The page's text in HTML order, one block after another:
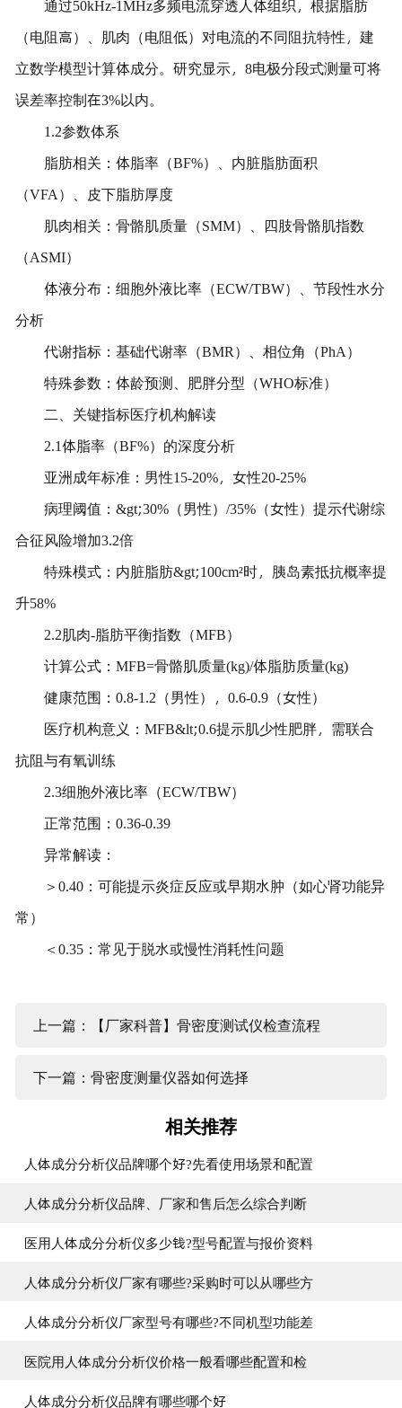
通过50kHz-1MHz多频电流穿透人体组织，根据脂肪
（电阻高）、肌肉（电阻低）对电流的不同阻抗特性，建
立数学模型计算体成分。研究显示，8电极分段式测量可将
误差率控制在3%以内。
1.2参数体系
脂肪相关：体脂率（BF%）、内脏脂肪面积
（VFA）、皮下脂肪厚度
肌肉相关：骨骼肌质量（SMM）、四肢骨骼肌指数
（ASMI）
体液分布：细胞外液比率（ECW/TBW）、节段性水分
分析
代谢指标：基础代谢率（BMR）、相位角（PhA）
特殊参数：体龄预测、肥胖分型（WHO标准）
二、关键指标医疗机构解读
2.1体脂率（BF%）的深度分析
亚洲成年标准：男性15-20%，女性20-25%
病理阈值：&gt;30%（男性）/35%（女性）提示代谢综
合征风险增加3.2倍
特殊模式：内脏脂肪&gt;100cm²时，胰岛素抵抗概率提
升58%
2.2肌肉-脂肪平衡指数（MFB）
计算公式：MFB=骨骼肌质量(kg)/体脂肪质量(kg)
健康范围：0.8-1.2（男性），0.6-0.9（女性）
医疗机构意义：MFB&lt;0.6提示肌少性肥胖，需联合
抗阻与有氧训练
2.3细胞外液比率（ECW/TBW）
正常范围：0.36-0.39
异常解读：
＞0.40：可能提示炎症反应或早期水肿（如心肾功能异
常）
＜0.35：常见于脱水或慢性消耗性问题
上一篇：【厂家科普】骨密度测试仪检查流程
下一篇：骨密度测量仪器如何选择
相关推荐
人体成分分析仪品牌哪个好?先看使用场景和配置
人体成分分析仪品牌、厂家和售后怎么综合判断
医用人体成分分析仪多少钱?型号配置与报价资料
人体成分分析仪厂家有哪些?采购时可以从哪些方
人体成分分析仪厂家型号有哪些?不同机型功能差
医院用人体成分分析仪价格一般看哪些配置和检
人体成分分析仪品牌有哪些哪个好